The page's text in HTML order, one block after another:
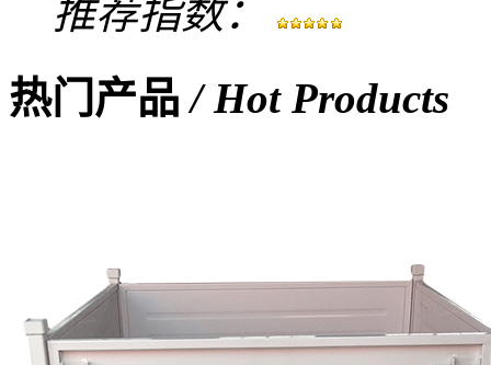
推荐指数：
热门产品/ Hot Products